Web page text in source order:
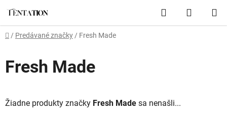
obsah
Hľadať
KOŠÍK
Domov
/ Predávané značky / Fresh Made
Fresh Made
Žiadne produkty značky Fresh Made sa nenašli...